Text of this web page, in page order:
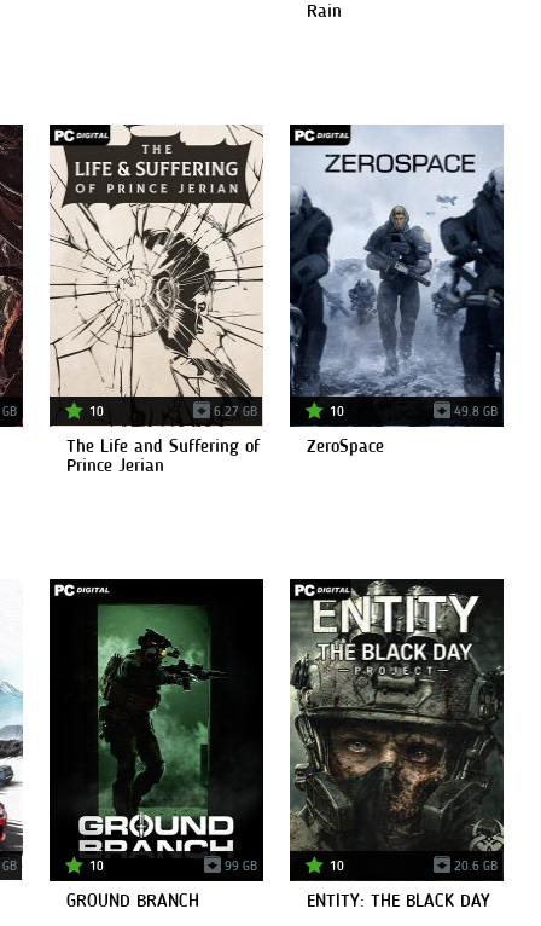
Rain
10 6.27 GB
The Life and Suffering of
Prince Jerian
10 49.8 GB
ZeroSpace
10 99 GB
GROUND BRANCH
10 20.6 GB
ENTITY: THE BLACK DAY